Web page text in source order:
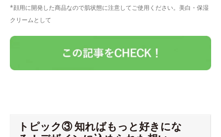
*顔用に開発した商品なので肌状態に注意してご使用ください。美白・保湿
クリームとして
トピック③ 知ればもっと好きにな